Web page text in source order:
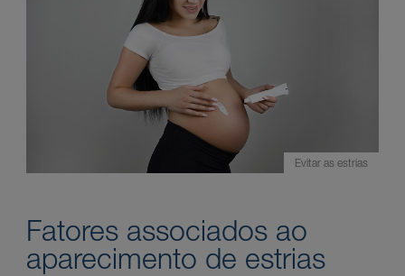
Evitar as estrias
Fatores associados ao
aparecimento de estrias